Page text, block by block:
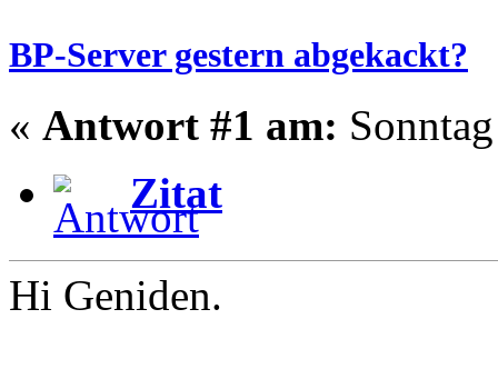
BP-Server gestern abgekackt?
« Antwort #1 am:
Zitat
Hi Geniden.